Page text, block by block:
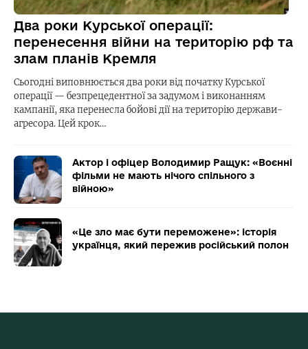
Два роки Курської операції:
перенесення війни на територію рф та
злам планів Кремля
Сьогодні виповнюється два роки від початку Курської
операції — безпрецедентної за задумом і виконанням
кампанії, яка перенесла бойові дії на територію держави-
агресора. Цей крок…
Актор і офіцер Володимир Ращук: «Воєнні
фільми не мають нічого спільного з
війною»
«Це зло має бути переможене»: історія
українця, який пережив російський полон